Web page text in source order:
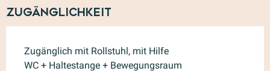
Zugänglichkeit
Zugänglich mit Rollstuhl, mit Hilfe
WC + Haltestange + Bewegungsraum